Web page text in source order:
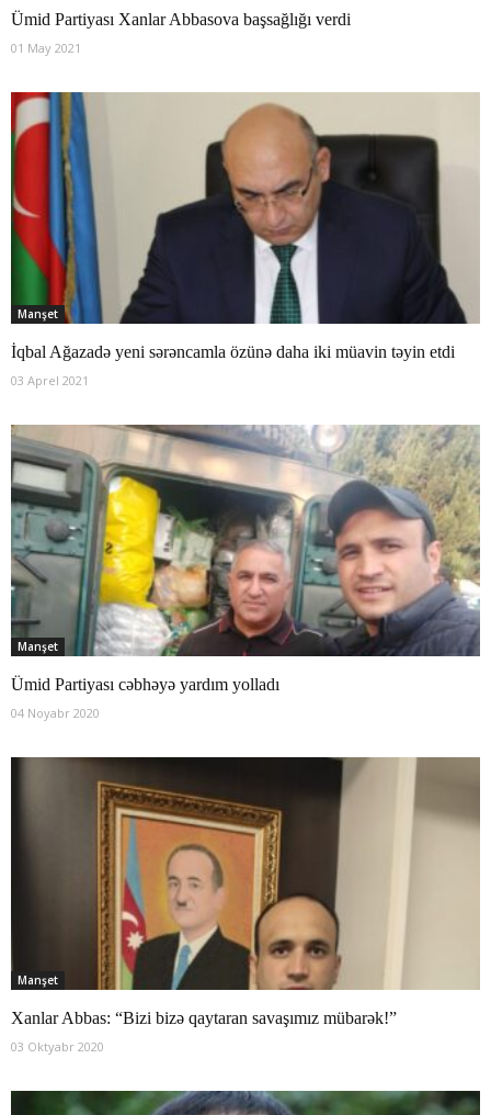
Ümid Partiyası Xanlar Abbasova başsağlığı verdi
01 May 2021
Manşet
İqbal Ağazadə yeni sərəncamla özünə daha iki müavin təyin etdi
03 Aprel 2021
Manşet
Ümid Partiyası cəbhəyə yardım yolladı
04 Noyabr 2020
Manşet
Xanlar Abbas: “Bizi bizə qaytaran savaşımız mübarək!”
03 Oktyabr 2020